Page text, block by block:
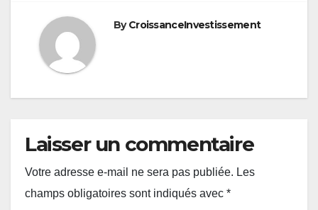
ByCroissanceInvestissement
Laisser un commentaire
Votre adresse e-mail ne sera pas publiée. Les
champs obligatoires sont indiqués avec *